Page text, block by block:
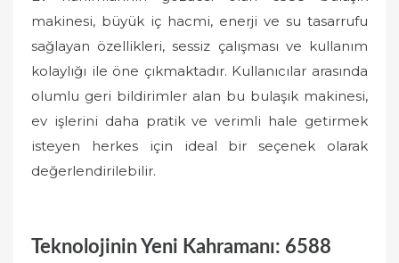
makinesi, büyük iç hacmi, enerji ve su tasarrufu
sağlayan özellikleri, sessiz çalışması ve kullanım
kolaylığı ile öne çıkmaktadır. Kullanıcılar arasında
olumlu geri bildirimler alan bu bulaşık makinesi,
ev işlerini daha pratik ve verimli hale getirmek
isteyen herkes için ideal bir seçenek olarak
değerlendirilebilir.
Teknolojinin Yeni Kahramanı: 6588